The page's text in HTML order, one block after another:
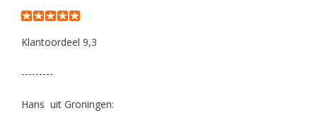
Klantoordeel 9,3
---------
Hans uit Groningen: